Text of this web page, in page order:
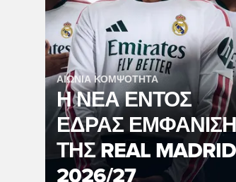
ΑΙΩΝΙΑ ΚΟΜΨΟΤΗΤΑ
Η ΝΕΑ ΕΝΤΟΣ
ΕΔΡΑΣ ΕΜΦΑΝΙΣΗ
ΤΗΣ REAL MADRID
2026/27